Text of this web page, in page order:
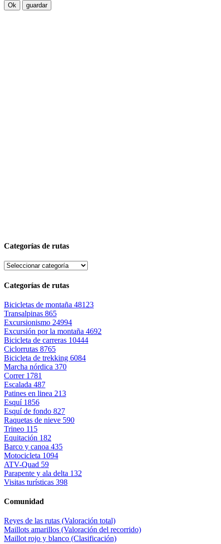
Ok guardar
Categorías de rutas
Categorías de rutas
Bicicletas de montaña 48123
Transalpinas 865
Excursionismo 24994
Excursión por la montaña 4692
Bicicleta de carreras 10444
Ciclorrutas 8765
Bicicleta de trekking 6084
Marcha nórdica 370
Correr 1781
Escalada 487
Patines en linea 213
Esquí 1856
Esquí de fondo 827
Raquetas de nieve 590
Trineo 115
Equitación 182
Barco y canoa 435
Motocicleta 1094
ATV-Quad 59
Parapente y ala delta 132
Visitas turísticas 398
Comunidad
Reyes de las rutas (Valoración total)
Maillots amarillos (Valoración del recorrido)
Maillot rojo y blanco (Clasificación)